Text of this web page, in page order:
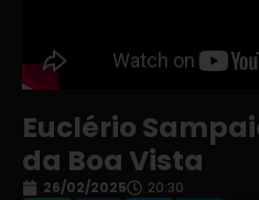
Euclério
da Boa Vista
26/02/2025 20:30